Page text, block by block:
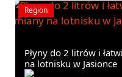
Region
Płyny do 2 litrów i
na lotnisku w Jasionce